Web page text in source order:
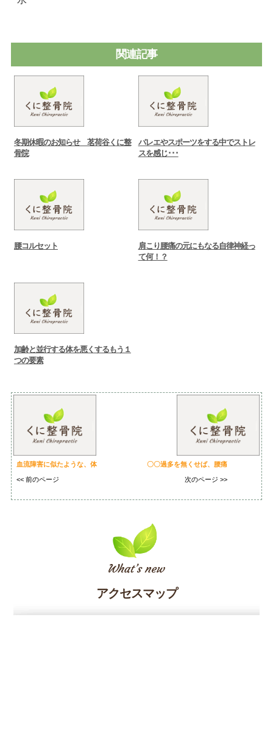
関連記事
冬期休暇のお知らせ 茗荷谷くに整
骨院
バレエやスポーツをする中でストレ
スを感じ･･･
腰コルセット
肩こり腰痛の元にもなる自律神経っ
て何！？
加齢と並行する体を悪くするもう１
つの要素
血流障害に似たような、体
<< 前のページ
〇〇過多を無くせば、腰痛
次のページ >>
アクセスマップ